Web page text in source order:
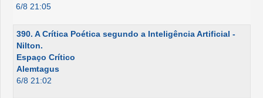
6/8 21:05
390. A Crítica Poética segundo a Inteligência Artificial -
Nilton.
Espaço Crítico
Alemtagus
6/8 21:02